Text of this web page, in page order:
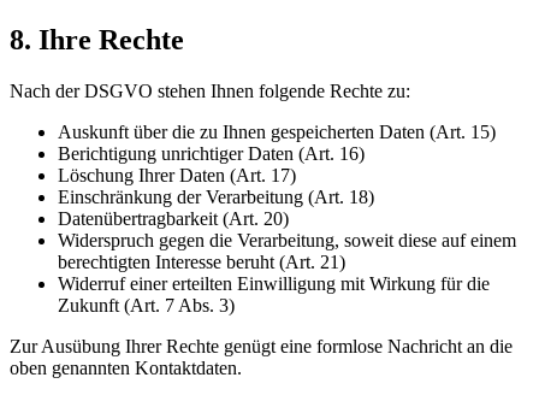
8. Ihre Rechte
Nach der DSGVO stehen Ihnen folgende Rechte zu:
Auskunft über die zu Ihnen gespeicherten Daten (Art. 15)
Berichtigung unrichtiger Daten (Art. 16)
Löschung Ihrer Daten (Art. 17)
Einschränkung der Verarbeitung (Art. 18)
Datenübertragbarkeit (Art. 20)
Widerspruch gegen die Verarbeitung, soweit diese auf einem
berechtigten Interesse beruht (Art. 21)
Widerruf einer erteilten Einwilligung mit Wirkung für die
Zukunft (Art. 7 Abs. 3)
Zur Ausübung Ihrer Rechte genügt eine formlose Nachricht an die
oben genannten Kontaktdaten.